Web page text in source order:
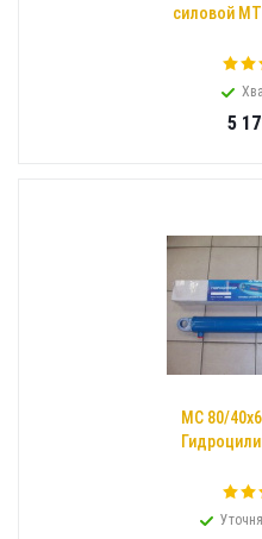
силовой
5
МС 80/